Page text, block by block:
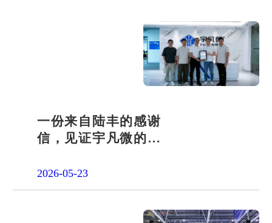
一份来自陆丰的感谢
信，见证宇凡微的社
2026-05-23